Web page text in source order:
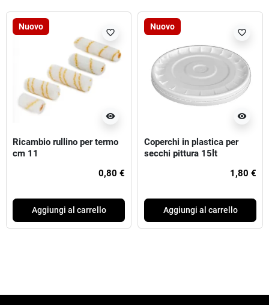
Nuovo
visibility
favorite_border
Ricambio rullino per termo
cm 11
0,80 €
Aggiungi al carrello
Nuovo
visibility
favorite_border
Coperchi in plastica per
secchi pittura 15lt
1,80 €
Aggiungi al carrello